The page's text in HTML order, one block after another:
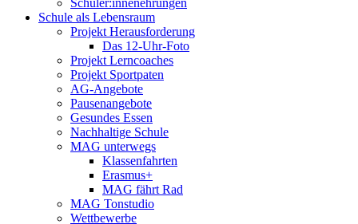
Schüler:innenehrungen
Schule als Lebensraum
Projekt Herausforderung
Das 12-Uhr-Foto
Projekt Lerncoaches
Projekt Sportpaten
AG-Angebote
Pausenangebote
Gesundes Essen
Nachhaltige Schule
MAG unterwegs
Klassenfahrten
Erasmus+
MAG fährt Rad
MAG Tonstudio
Wettbewerbe